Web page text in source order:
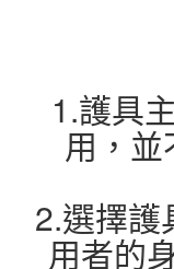
1.護具
用，
2.選擇護
用者的